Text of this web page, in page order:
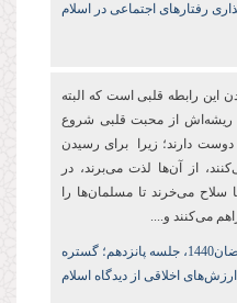
رفتارهای اجتماعی در اسلام
این رابطه قلبی است که البته
ریشه‌اش از محبت قلبی شروع
دارند؛ زیرا برای رسیدن
از آن‌ها لذت می‌برند، در
سلاح می‌خرند تا مسلمان‌ها را
می‌کنند و....
درس‌های اخلاق ماه مبارک رمضان1440، جلسه پانزدهم؛ گستره
ارزش‌های اخلاقی از دیدگاه اسلام